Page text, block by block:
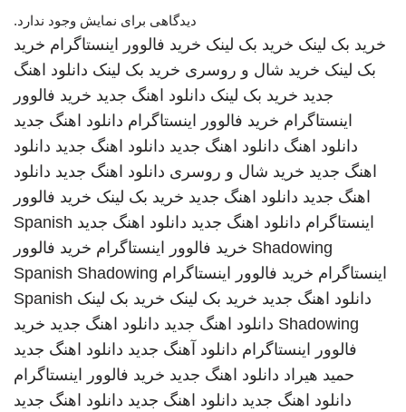
دیدگاهی برای نمایش وجود ندارد.
خرید بک لینک خرید بک لینک خرید فالوور اینستاگرام خرید
بک لینک خرید شال و روسری خرید بک لینک دانلود اهنگ
جدید خرید بک لینک دانلود اهنگ جدید خرید فالوور
اینستاگرام خرید فالوور اینستاگرام دانلود اهنگ جدید
دانلود اهنگ دانلود اهنگ جدید دانلود اهنگ جدید دانلود
اهنگ جدید خرید شال و روسری دانلود اهنگ جدید دانلود
اهنگ جدید دانلود اهنگ جدید خرید بک لینک خرید فالوور
اینستاگرام دانلود اهنگ جدید دانلود اهنگ جدید Spanish
Shadowing خرید فالوور اینستاگرام خرید فالوور
اینستاگرام خرید فالوور اینستاگرام Spanish Shadowing
دانلود اهنگ جدید خرید بک لینک خرید بک لینک Spanish
Shadowing دانلود اهنگ جدید دانلود اهنگ جدید خرید
فالوور اینستاگرام دانلود آهنگ جدید دانلود اهنگ جدید
حمید هیراد دانلود اهنگ جدید خرید فالوور اینستاگرام
دانلود اهنگ جدید دانلود اهنگ جدید دانلود اهنگ جدید